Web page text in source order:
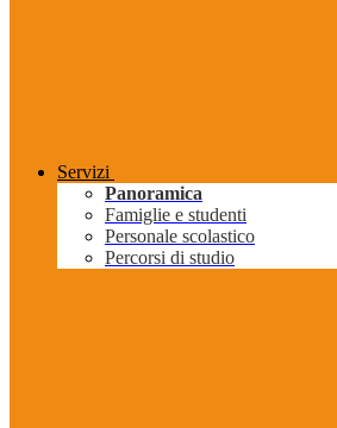
Servizi
Panoramica
Famiglie e studenti
Personale scolastico
Percorsi di studio